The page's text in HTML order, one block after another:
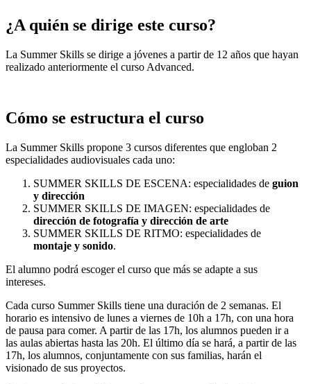
¿A quién se dirige este curso?
La Summer Skills se dirige a jóvenes a partir de 12 años que hayan
realizado anteriormente el curso Advanced.
Cómo se estructura el curso
La Summer Skills propone 3 cursos diferentes que engloban 2
especialidades audiovisuales cada uno:
SUMMER SKILLS DE ESCENA: especialidades de guion
y dirección
SUMMER SKILLS DE IMAGEN: especialidades de
dirección de fotografía y dirección de arte
SUMMER SKILLS DE RITMO: especialidades de
montaje y sonido.
El alumno podrá escoger el curso que más se adapte a sus
intereses.
Cada curso Summer Skills tiene una duración de 2 semanas. El
horario es intensivo de lunes a viernes de 10h a 17h, con una hora
de pausa para comer. A partir de las 17h, los alumnos pueden ir a
las aulas abiertas hasta las 20h. El último día se hará, a partir de las
17h, los alumnos, conjuntamente con sus familias, harán el
visionado de sus proyectos.